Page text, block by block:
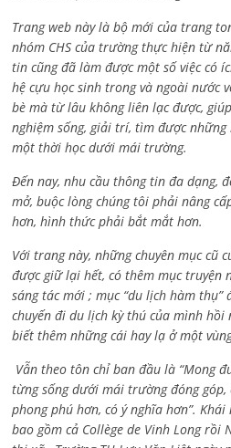
Trang web này là bộ mới của trang
nhóm CHS của trường thực hiện từ
tin cũng đã làm được một số việc có
hệ cựu học sinh trong và ngoài nước
bè mà từ lâu không liên lạc được,
nghiệm sống, giải trí, tìm được
một thời học dưới mái trường.
Đến nay, nhu cầu thông tin đa dạng,
mở, buộc lòng chúng tôi phải nâng
hơn, hình thức phải bắt mắt hơn.
Với trang này, những chuyên mục cũ
được giữ lại hết, có thêm mục truyện
sáng tác mới ; mục “du lịch hàm
chuyến đi du lịch kỳ thú của mình
biết thêm những cái hay lạ ở một
Vẫn theo tôn chỉ ban đầu là “Mong
từng sống dưới mái trường đóng
phong phú hơn, có ý nghĩa hơn”.
bao gồm cả Collège de Vinh Long rồi